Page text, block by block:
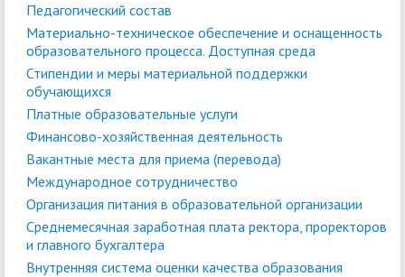
Педагогический состав
Материально-техническое обеспечение и оснащенность
образовательного процесса. Доступная среда
Стипендии и меры материальной поддержки
обучающихся
Платные образовательные услуги
Финансово-хозяйственная деятельность
Вакантные места для приема (перевода)
Международное сотрудничество
Организация питания в образовательной организации
Среднемесячная заработная плата ректора, проректоров
и главного бухгалтера
Внутренняя система оценки качества образования